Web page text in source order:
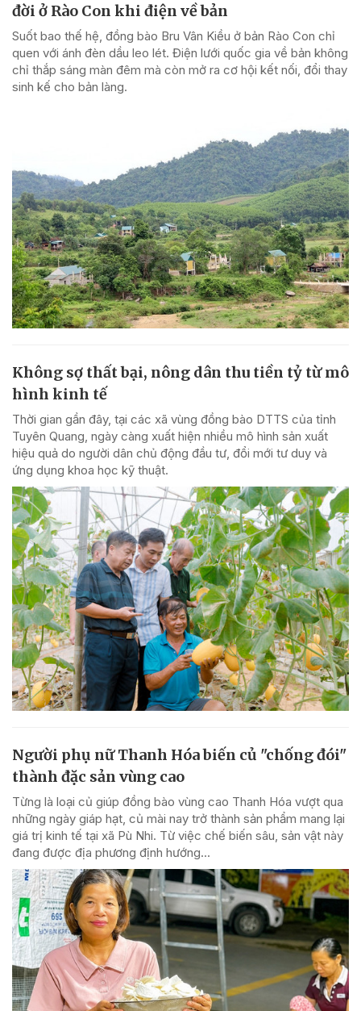
đời ở Rào Con khi điện về bản
Suốt bao thế hệ, đồng bào Bru Vân Kiều ở bản Rào Con chỉ
quen với ánh đèn dầu leo lét. Điện lưới quốc gia về bản không
chỉ thắp sáng màn đêm mà còn mở ra cơ hội kết nối, đổi thay
sinh kế cho bản làng.
Không sợ thất bại, nông dân thu tiền tỷ từ mô
hình kinh tế
Thời gian gần đây, tại các xã vùng đồng bào DTTS của tỉnh
Tuyên Quang, ngày càng xuất hiện nhiều mô hình sản xuất
hiệu quả do người dân chủ động đầu tư, đổi mới tư duy và
ứng dụng khoa học kỹ thuật.
Người phụ nữ Thanh Hóa biến củ "chống đói"
thành đặc sản vùng cao
Từng là loại củ giúp đồng bào vùng cao Thanh Hóa vượt qua
những ngày giáp hạt, củ mài nay trở thành sản phẩm mang lại
giá trị kinh tế tại xã Pù Nhi. Từ việc chế biến sâu, sản vật này
đang được địa phương định hướng...